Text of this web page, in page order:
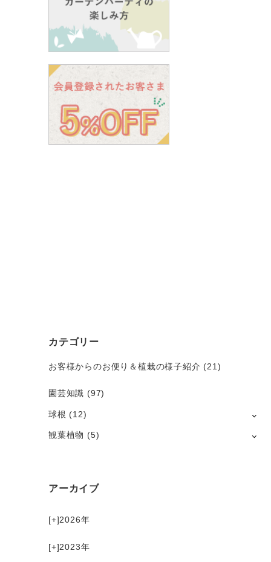
カテゴリー
お客様からのお便り＆植栽の様子紹介 (21)
園芸知識 (97)
球根 (12)
観葉植物 (5)
アーカイブ
[+]2026
[+]2023